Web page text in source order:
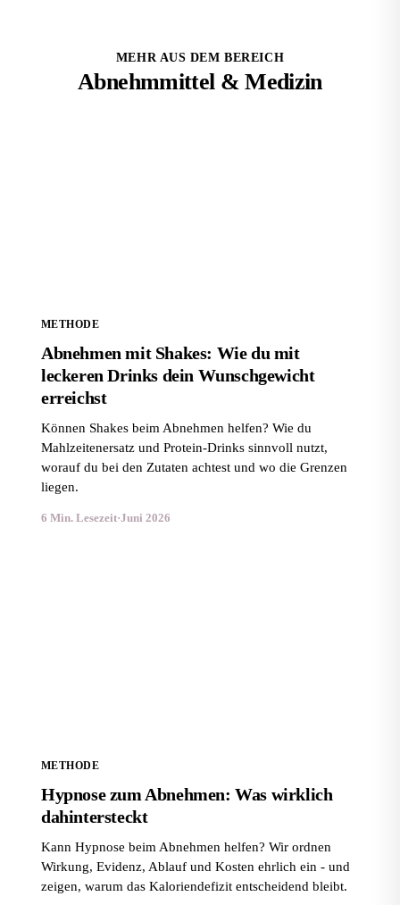
MEHR AUS DEM BEREICH
Abnehmmittel & Medizin
METHODE
Abnehmen mit Shakes: Wie du mit
leckeren Drinks dein Wunschgewicht
erreichst
Können Shakes beim Abnehmen helfen? Wie du
Mahlzeitenersatz und Protein-Drinks sinnvoll nutzt,
worauf du bei den Zutaten achtest und wo die Grenzen
liegen.
6 Min. Lesezeit·Juni 2026
METHODE
Hypnose zum Abnehmen: Was wirklich
dahintersteckt
Kann Hypnose beim Abnehmen helfen? Wir ordnen
Wirkung, Evidenz, Ablauf und Kosten ehrlich ein - und
zeigen, warum das Kaloriendefizit entscheidend bleibt.